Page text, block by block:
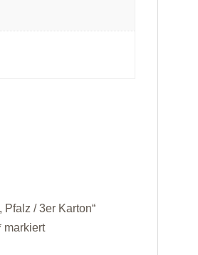
/ 3er Karton“
markiert